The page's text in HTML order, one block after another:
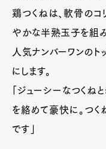
鶏つくねは、軟骨のコ
やかな半熟玉子を組
人気ナンバーワンのト
にします。
「ジューシーなつくね
を絡めて豪快に。つ
です」